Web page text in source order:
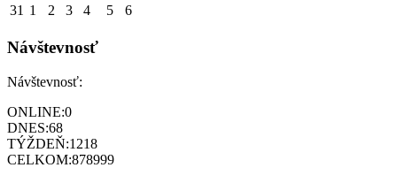
31 1 2 3 4 5 6
Návštevnosť
Návštevnosť:
ONLINE:0
DNES:68
TÝŽDEŇ:1218
CELKOM:878999